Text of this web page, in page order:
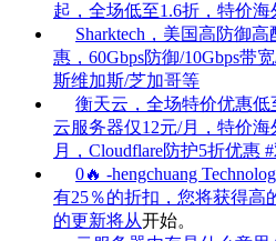
起，全场低至1.6折，特价
Sharktech，美国高防御
惠，60Gbps防御/10Gbps带
斯维加斯/芝加哥等
衡天云，全场特价优惠
云服务器仅12元/月，特价
月，Cloudflare防护5折优惠
0🔥 -hengchuang
有25％的折扣，您将获得高
的更新将从开始。